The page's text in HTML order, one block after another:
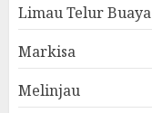
Limau Telur Buaya
Markisa
Melinjau